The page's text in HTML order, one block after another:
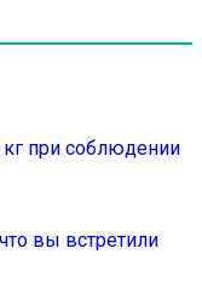
при соблюдении
вы встретили